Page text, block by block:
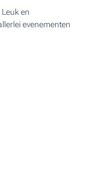
en
evenementen